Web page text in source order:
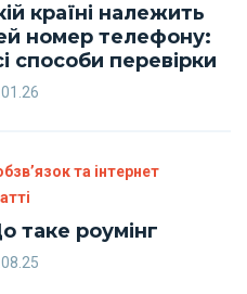
країні належить
номер телефону:
способи перевірки
та інтернет
таке роумінг